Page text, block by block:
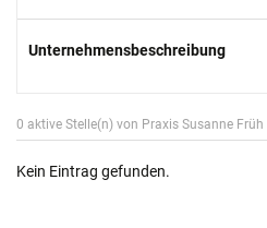
Unternehmensbeschreibung
0 aktive Stelle(n) von Praxis Susanne Früh
Kein Eintrag gefunden.